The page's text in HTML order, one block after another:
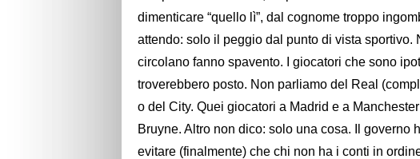
dimenticare “quello lì”, dal cognome troppo
attendo: solo il peggio dal punto di vista
circolano fanno spavento. I giocatori che sono
troverebbero posto. Non parliamo del Real
o del City. Quei giocatori a Madrid e a
Bruyne. Altro non dico: solo una cosa. Il governo
evitare (finalmente) che chi non ha i conti in